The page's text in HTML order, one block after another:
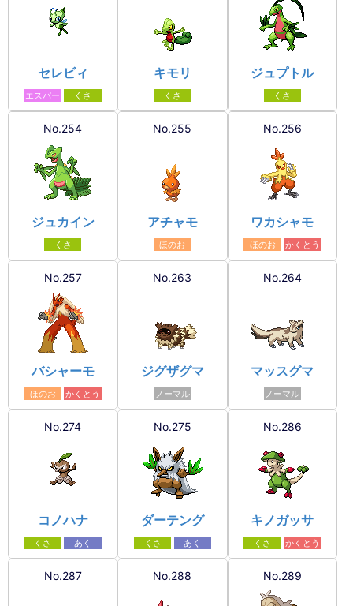
セレビィ
エスパー くさ
キモリ
くさ
ジュプトル
くさ
No.254
ジュカイン
くさ
No.255
アチャモ
ほのお
No.256
ワカシャモ
ほのお かくとう
No.257
バシャーモ
ほのお かくとう
No.263
ジグザグマ
ノーマル
No.264
マッスグマ
ノーマル
No.274
コノハナ
くさ あく
No.275
ダーテング
くさ あく
No.286
キノガッサ
くさ かくとう
No.287 No.288 No.289